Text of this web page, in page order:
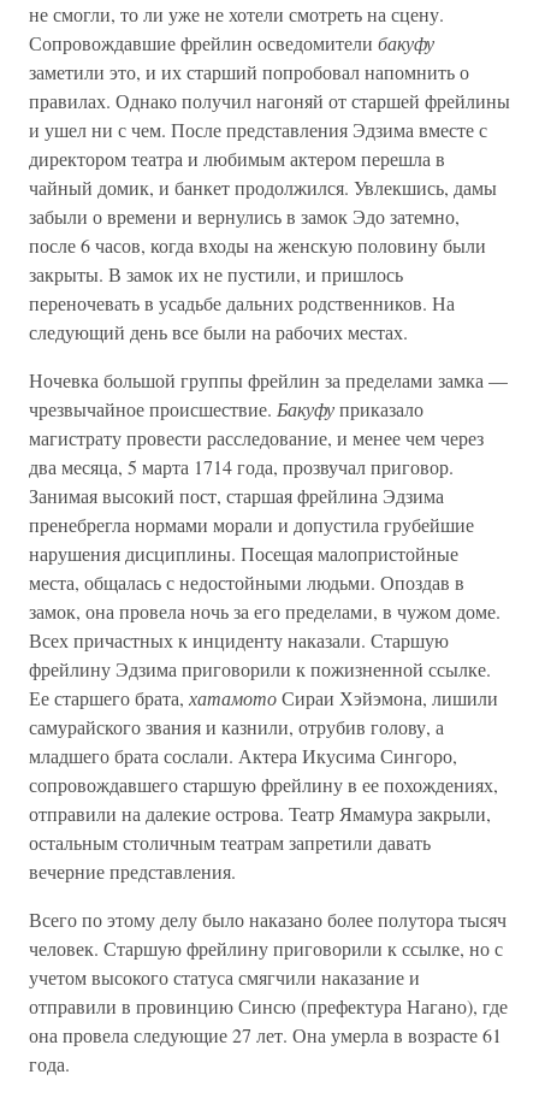
не смогли, то ли уже не хотели смотреть на сцену.
Сопровождавшие фрейлин осведомители бакуфу
заметили это, и их старший попробовал напомнить о
правилах. Однако получил нагоняй от старшей фрейлины
и ушел ни с чем. После представления Эдзима вместе с
директором театра и любимым актером перешла в
чайный домик, и банкет продолжился. Увлекшись, дамы
забыли о времени и вернулись в замок Эдо затемно,
после 6 часов, когда входы на женскую половину были
закрыты. В замок их не пустили, и пришлось
переночевать в усадьбе дальних родственников. На
следующий день все были на рабочих местах.
Ночевка большой группы фрейлин за пределами замка —
чрезвычайное происшествие. Бакуфуприказало
магистрату провести расследование, и менее чем через
два месяца, 5 марта 1714 года, прозвучал приговор.
Занимая высокий пост, старшая фрейлина Эдзима
пренебрегла нормами морали и допустила грубейшие
нарушения дисциплины. Посещая малопристойные
места, общалась с недостойными людьми. Опоздав в
замок, она провела ночь за его пределами, в чужом доме.
Всех причастных к инциденту наказали. Старшую
фрейлину Эдзима приговорили к пожизненной ссылке.
Ее старшего брата, хатамотоСираи Хэйэмона, лишили
самурайского звания и казнили, отрубив голову, а
младшего брата сослали. Актера Икусима Сингоро,
сопровождавшего старшую фрейлину в ее похождениях,
отправили на далекие острова. Театр Ямамура закрыли,
остальным столичным театрам запретили давать
вечерние представления.
Всего по этому делу было наказано более полутора тысяч
человек. Старшую фрейлину приговорили к ссылке, но с
учетом высокого статуса смягчили наказание и
отправили в провинцию Синсю (префектура Нагано), где
она провела следующие 27 лет. Она умерла в возрасте 61
года.